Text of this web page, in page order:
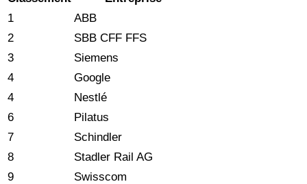
1
ABB
2
SBB CFF FFS
3
Siemens
4
Google
4
Nestlé
6
Pilatus
7
Schindler
8
Stadler Rail AG
9
Swisscom